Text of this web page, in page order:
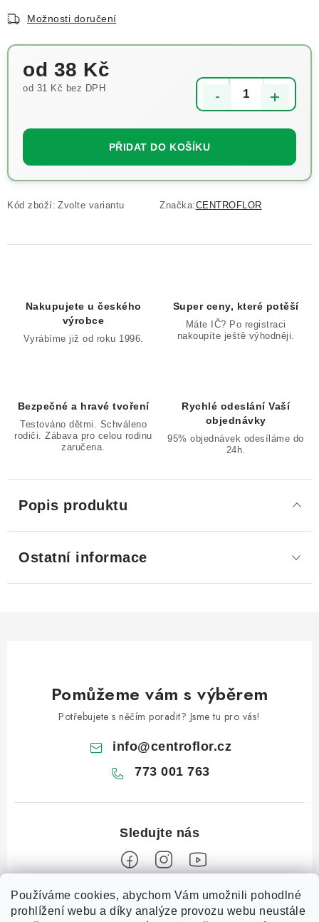
Používáme cookies, abychom Vám umožnili pohodlné
prohlížení webu a díky analýze provozu webu neustále
Možnosti doručení
od 38 Kč
od 31 Kč bez DPH
PŘIDAT DO KOŠÍKU
Kód zboží: Zvolte variantu Značka:CENTROFLOR
Nakupujete u českého
výrobce
Vyrábíme již od roku 1996.
Super ceny, které potěší
Máte IČ? Po registraci
nakoupíte ještě výhodněji.
Bezpečné a hravé tvoření
Testováno dětmi. Schváleno
rodiči. Zábava pro celou rodinu
zaručena.
Rychlé odeslání Vaší
objednávky
95% objednávek odesíláme do
24h.
Popis produktu
Ostatní informace
Pomůžeme vám s výběrem
Potřebujete s něčím poradit? Jsme tu pro vás!
info@centroflor.cz
773 001 763